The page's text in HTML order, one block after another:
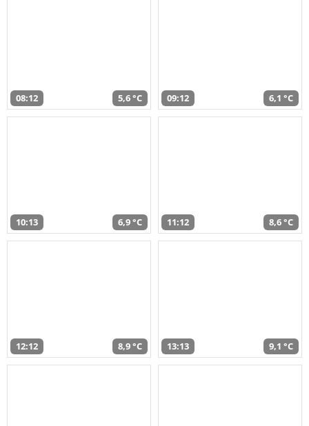
08:12 5,6 °C 09:12 6,1 °C
10:13 6,9 °C 11:12 8,6 °C
12:12 8,9 °C 13:13 9,1 °C